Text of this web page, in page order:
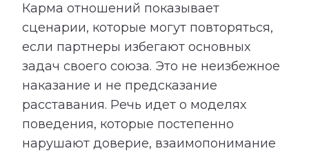
Карма отношений показывает
сценарии, которые могут повторяться,
если партнеры избегают основных
задач своего союза. Это не неизбежное
наказание и не предсказание
расставания. Речь идет о моделях
поведения, которые постепенно
нарушают доверие, взаимопонимание